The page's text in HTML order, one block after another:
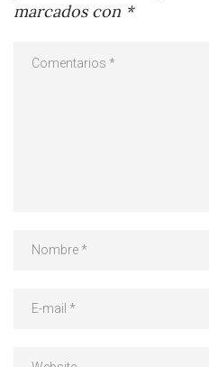
marcados con *